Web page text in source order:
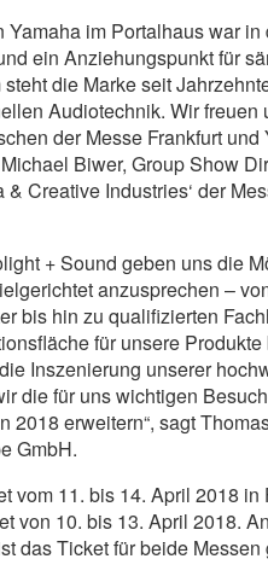
Yamaha im Portalhaus war
ein Anziehungspunkt für
die Marke seit
Audiotechnik. Wir freuen
der Messe Frankfurt und
Biwer, Group Show
& Creative Industries‘ der
+ Sound geben uns die
anzusprechen –
bis hin zu qualifizierten
für unsere
Inszenierung unserer
die für uns wichtigen
2018 erweitern“, sagt
GmbH.
vom 11. bis 14. April 2018 in
von 10. bis 13. April 2018.
das Ticket für beide Messen